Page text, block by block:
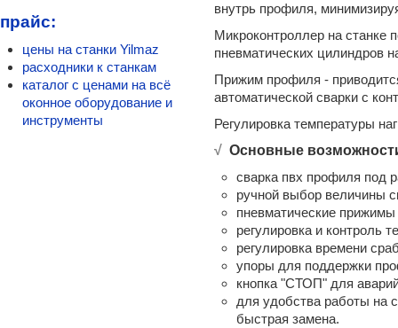
Yilmaz VK 420 пила резки в 2-х плоскостях
Yilmaz ACK 550 пила 550 мм с нижней подачей
Yilmaz KD 402 (KD 402 S) 2-х гол.
Yilmaz DC 421 PSD двухголовая пила
Yilmaz SDT 275 армировка
Штапикорез Plastmak SC 301
Yilmaz CK 412 (CK 411) штапикорез
прайс:
цены на станки Yilmaz
расходники к станкам
каталог с ценами на всё
оконное оборудование и
инструменты
внутрь профиля,
Микроконтроллер на станке
пневматических цилиндров
Прижим профиля -
автоматической сварки с
Регулировка температуры
√ Основные
сварка пвх профиля под
ручной выбор величины
пневматические прижимы
регулировка и контроль
регулировка времени
упоры для поддержки
кнопка "СТОП" для
для удобства работы на
быстрая замена.